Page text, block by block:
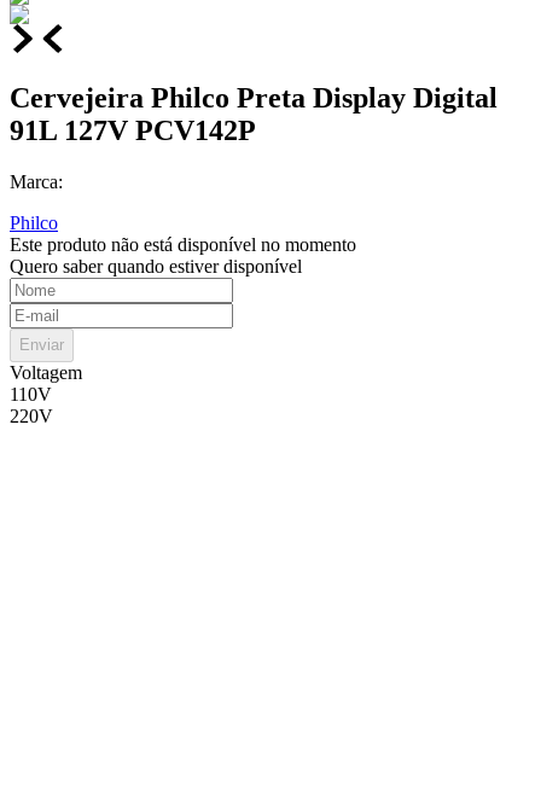
Cervejeira Philco Preta Display Digital
91L 127V PCV142P
Marca:
Philco
Este produto não está disponível no momento
Quero saber quando estiver disponível
Enviar
Voltagem
110V
220V